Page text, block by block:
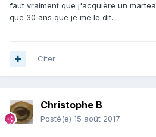
faut vraiment que j'acquière un
que 30 ans que je me le dit...
Citer
Christophe B
Posté(e) 15 août 2017